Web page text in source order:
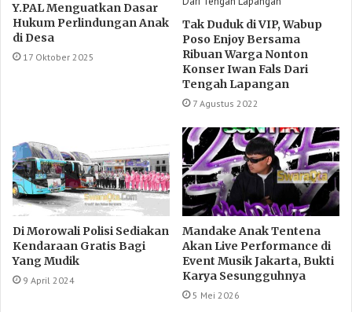
Y.PAL Menguatkan Dasar
Hukum Perlindungan Anak
di Desa
17 Oktober 2025
Tak Duduk di VIP, Wabup
Poso Enjoy Bersama
Ribuan Warga Nonton
Konser Iwan Fals Dari
Tengah Lapangan
7 Agustus 2022
Di Morowali Polisi Sediakan
Kendaraan Gratis Bagi
Yang Mudik
9 April 2024
Mandake Anak Tentena
Akan Live Performance di
Event Musik Jakarta, Bukti
Karya Sesungguhnya
5 Mei 2026